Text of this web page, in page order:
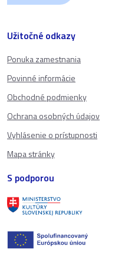
Užitočné odkazy
Ponuka zamestnania
Povinné informácie
Obchodné podmienky
Ochrana osobných údajov
Vyhlásenie o prístupnosti
Mapa stránky
S podporou